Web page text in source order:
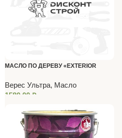
МАСЛО ПО ДЕРЕВУ «EXTERIOR
«VERES»
Верес Ультра, Масло
1580,00 ₽